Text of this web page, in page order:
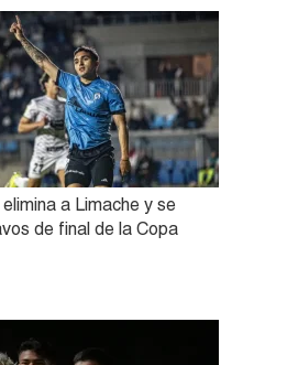
a Limache y se
de final de la Copa